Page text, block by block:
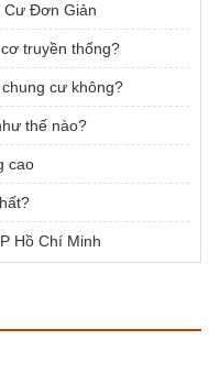
Cư Đơn Giản
truyền thống?
cư không?
thế nào?
cao
Hồ Chí Minh